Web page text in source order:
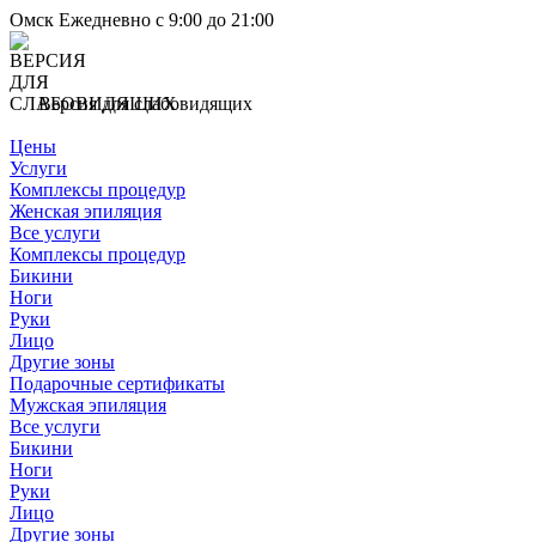
Омск Ежедневно с 9:00 до 21:00
Версия для слабовидящих
Цены
Услуги
Комплексы процедур
Женская эпиляция
Все услуги
Комплексы процедур
Бикини
Ноги
Руки
Лицо
Другие зоны
Подарочные сертификаты
Мужская эпиляция
Все услуги
Бикини
Ноги
Руки
Лицо
Другие зоны